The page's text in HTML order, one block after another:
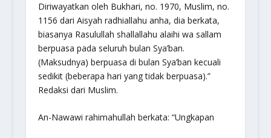
Diriwayatkan oleh Bukhari, no. 1970, Muslim, no.
1156 dari Aisyah radhiallahu anha, dia berkata,
biasanya Rasulullah shallallahu alaihi wa sallam
berpuasa pada seluruh bulan Sya’ban.
(Maksudnya) berpuasa di bulan Sya’ban kecuali
sedikit (beberapa hari yang tidak berpuasa).”
Redaksi dari Muslim.
An-Nawawi rahimahullah berkata: “Ungkapan